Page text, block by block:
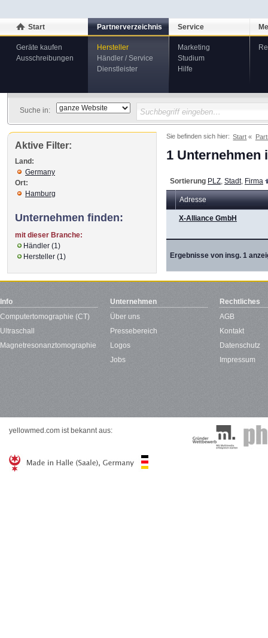
Start
Geräte kaufen
Ausschreibungen
Partnerverzeichnis
Hersteller
Händler / Service
Dienstleister
Service
Marketing
Studium
Hilfe
Suche in:
Sie befinden sich hier: Start
1 Unternehmen
Sortierung PLZ Stadt, Firma
Adresse
Ergebnisse von insg. 1
X-Alliance GmbH
Aktive Filter:
Land:
Germany
Ort:
Hamburg
Unternehmen finden:
mit dieser Branche:
Händler (1)
Hersteller (1)
Info
Computertomographie (CT)
Ultraschall
Magnetresonanztomographie
Unternehmen
Über uns
Pressebereich
Logos
Jobs
Rechtliches
AGB
Kontakt
Datenschutz
Impressum
yellowmed.com ist bekannt aus: